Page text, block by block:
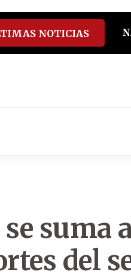
youtube
spotify
NOTICIAS
se suma
del